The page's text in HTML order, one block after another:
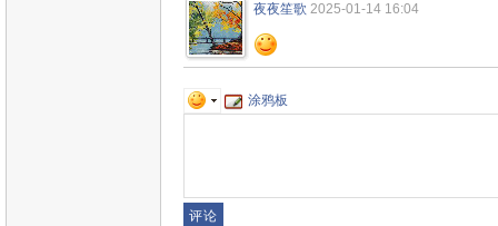
夜夜笙歌 2025-01-14 16:04
涂鸦板